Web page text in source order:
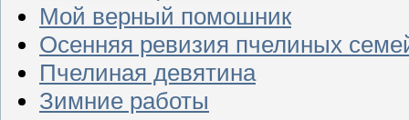
Мой верный помошник
Осенняя ревизия пчелиных
Пчелиная девятина
Зимние работы